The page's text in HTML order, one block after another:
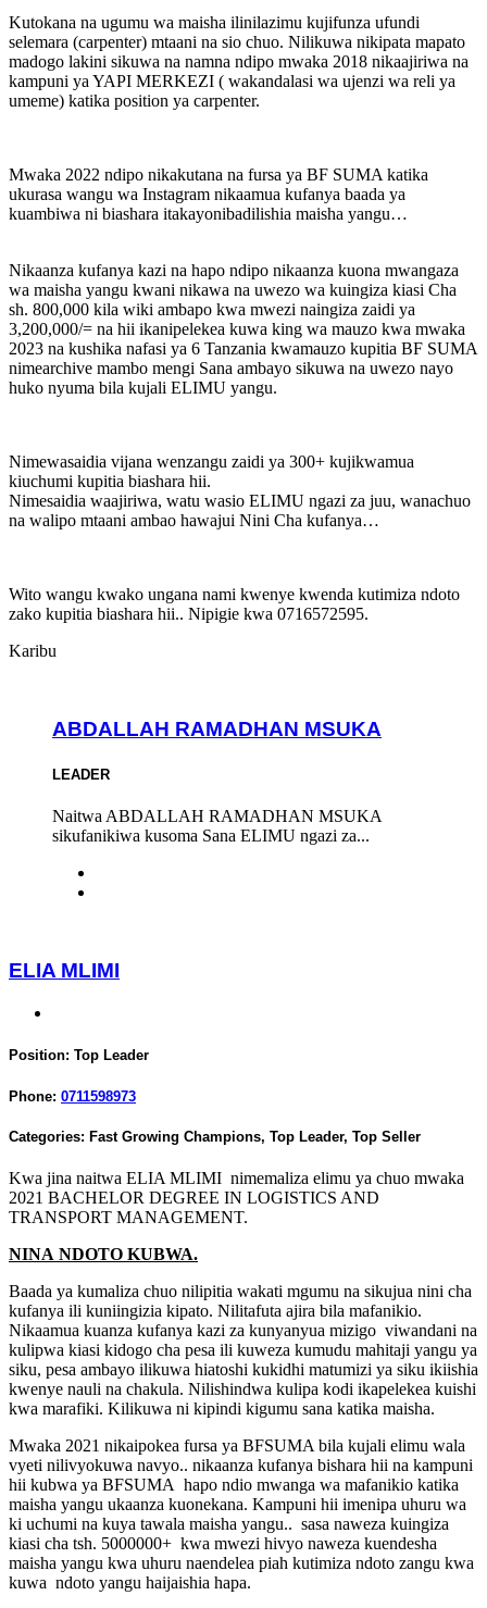
Kutokana na ugumu wa maisha ilinilazimu kujifunza ufundi
selemara (carpenter) mtaani na sio chuo. Nilikuwa nikipata mapato
madogo lakini sikuwa na namna ndipo mwaka 2018 nikaajiriwa na
kampuni ya YAPI MERKEZI ( wakandalasi wa ujenzi wa reli ya
umeme) katika position ya carpenter.
Mwaka 2022 ndipo nikakutana na fursa ya BF SUMA katika
ukurasa wangu wa Instagram nikaamua kufanya baada ya
kuambiwa ni biashara itakayonibadilishia maisha yangu…
Nikaanza kufanya kazi na hapo ndipo nikaanza kuona mwangaza
wa maisha yangu kwani nikawa na uwezo wa kuingiza kiasi Cha
sh. 800,000 kila wiki ambapo kwa mwezi naingiza zaidi ya
3,200,000/= na hii ikanipelekea kuwa king wa mauzo kwa mwaka
2023 na kushika nafasi ya 6 Tanzania kwamauzo kupitia BF SUMA
nimearchive mambo mengi Sana ambayo sikuwa na uwezo nayo
huko nyuma bila kujali ELIMU yangu.
Nimewasaidia vijana wenzangu zaidi ya 300+ kujikwamua
kiuchumi kupitia biashara hii.
Nimesaidia waajiriwa, watu wasio ELIMU ngazi za juu, wanachuo
na walipo mtaani ambao hawajui Nini Cha kufanya…
Wito wangu kwako ungana nami kwenye kwenda kutimiza ndoto
zako kupitia biashara hii.. Nipigie kwa 0716572595.
Karibu
ABDALLAH RAMADHAN MSUKA
LEADER
Naitwa ABDALLAH RAMADHAN MSUKA
sikufanikiwa kusoma Sana ELIMU ngazi za...
ELIA MLIMI
Position: Top Leader
Phone: 0711598973
Categories: Fast Growing Champions, Top Leader, Top Seller
Kwa jina naitwa ELIA MLIMI nimemaliza elimu ya chuo mwaka
2021 BACHELOR DEGREE IN LOGISTICS AND
TRANSPORT MANAGEMENT.
NINA NDOTO KUBWA.
Baada ya kumaliza chuo nilipitia wakati mgumu na sikujua nini cha
kufanya ili kuniingizia kipato. Nilitafuta ajira bila mafanikio.
Nikaamua kuanza kufanya kazi za kunyanyua mizigo viwandani na
kulipwa kiasi kidogo cha pesa ili kuweza kumudu mahitaji yangu ya
siku, pesa ambayo ilikuwa hiatoshi kukidhi matumizi ya siku ikiishia
kwenye nauli na chakula. Nilishindwa kulipa kodi ikapelekea kuishi
kwa marafiki. Kilikuwa ni kipindi kigumu sana katika maisha.
Mwaka 2021 nikaipokea fursa ya BFSUMA bila kujali elimu wala
vyeti nilivyokuwa navyo.. nikaanza kufanya bishara hii na kampuni
hii kubwa ya BFSUMA hapo ndio mwanga wa mafanikio katika
maisha yangu ukaanza kuonekana. Kampuni hii imenipa uhuru wa
ki uchumi na kuya tawala maisha yangu.. sasa naweza kuingiza
kiasi cha tsh. 5000000+ kwa mwezi hivyo naweza kuendesha
maisha yangu kwa uhuru naendelea piah kutimiza ndoto zangu kwa
kuwa ndoto yangu haijaishia hapa.